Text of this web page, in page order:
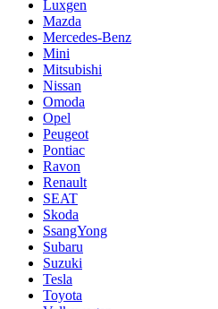
Luxgen
Mazda
Mercedes-Benz
Mini
Mitsubishi
Nissan
Omoda
Opel
Peugeot
Pontiac
Ravon
Renault
SEAT
Skoda
SsangYong
Subaru
Suzuki
Tesla
Toyota